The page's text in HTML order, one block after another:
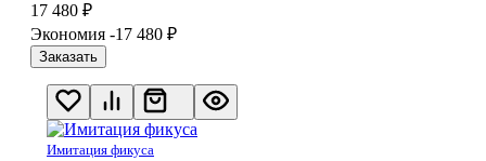
17 480 ₽
Экономия -17 480 ₽
Заказать
Имитация фикуса